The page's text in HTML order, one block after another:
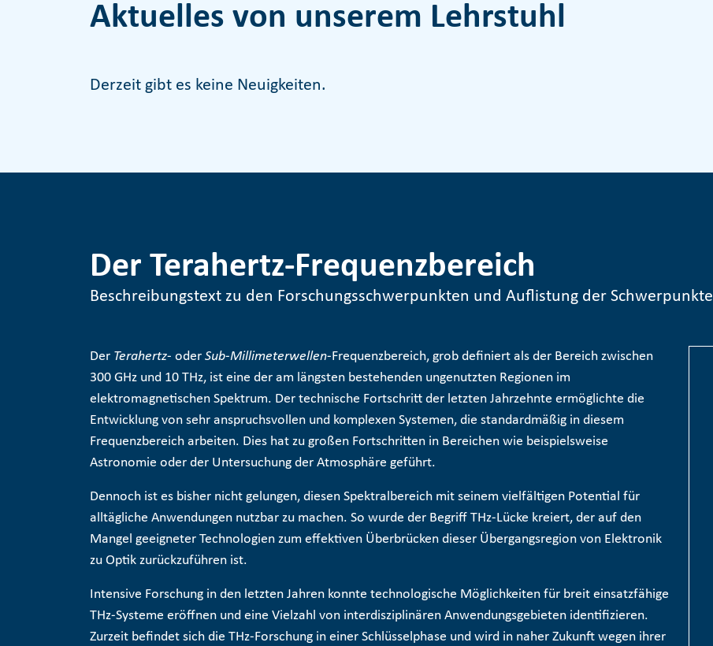
Aktuelles von unserem Lehrstuhl
Derzeit gibt es keine Neuigkeiten.
Der Terahertz-Frequenzbereich
Beschreibungstext zu den Forschungsschwerpunkten und Auflistung der Schwerpunkte
Der Terahertz- oder Sub-Millimeterwellen-Frequenzbereich, grob definiert als der Bereich zwischen
300 GHz und 10 THz, ist eine der am längsten bestehenden ungenutzten Regionen im
elektromagnetischen Spektrum. Der technische Fortschritt der letzten Jahrzehnte ermöglichte die
Entwicklung von sehr anspruchsvollen und komplexen Systemen, die standardmäßig in diesem
Frequenzbereich arbeiten. Dies hat zu großen Fortschritten in Bereichen wie beispielsweise
Astronomie oder der Untersuchung der Atmosphäre geführt.
Dennoch ist es bisher nicht gelungen, diesen Spektralbereich mit seinem vielfältigen Potential für
alltägliche Anwendungen nutzbar zu machen. So wurde der Begriff THz-Lücke kreiert, der auf den
Mangel geeigneter Technologien zum effektiven Überbrücken dieser Übergangsregion von Elektronik
zu Optik zurückzuführen ist.
Intensive Forschung in den letzten Jahren konnte technologische Möglichkeiten für breit einsatzfähige
THz-Systeme eröffnen und eine Vielzahl von interdisziplinären Anwendungsgebieten identifizieren.
Zurzeit befindet sich die THz-Forschung in einer Schlüsselphase und wird in naher Zukunft wegen ihrer